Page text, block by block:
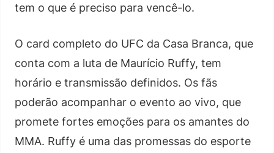
tem o que é preciso para vencê-lo.
O card completo do UFC da Casa Branca, que
conta com a luta de Maurício Ruffy, tem
horário e transmissão definidos. Os fãs
poderão acompanhar o evento ao vivo, que
promete fortes emoções para os amantes do
MMA. Ruffy é uma das promessas do esporte